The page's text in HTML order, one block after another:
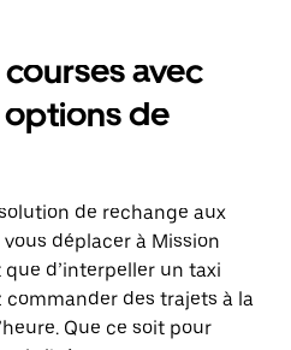
avec
de
de rechange aux
déplacer à Mission
d’interpeller un taxi
commander des trajets à la
Que ce soit pour